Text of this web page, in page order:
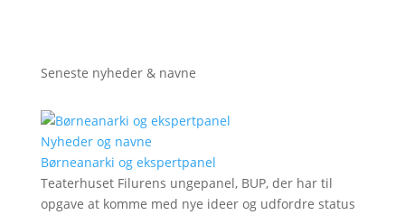
Seneste nyheder & navne
Nyheder og navne
Børneanarki og ekspertpanel
Teaterhuset Filurens ungepanel, BUP, der har til
opgave at komme med nye ideer og udfordre status